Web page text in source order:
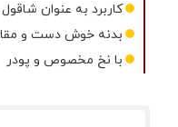
کاربرد به عنوان
بدنه خوش دست و
با نخ مخصوص و پودر